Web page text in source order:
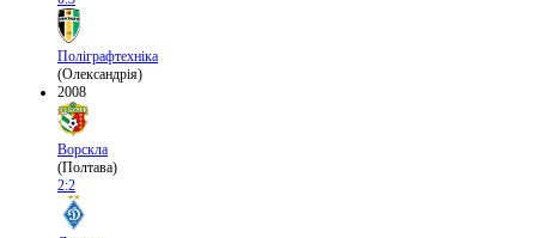
Поліграфтехніка
(Олександрія)
2008
Ворскла
(Полтава)
2:2